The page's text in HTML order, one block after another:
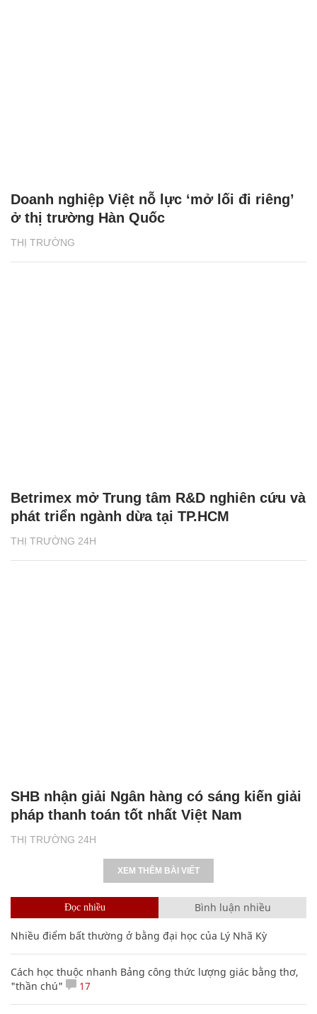
THỊ TRƯỜNG
Doanh nghiệp Việt nỗ lực ‘mở lối đi riêng’
ở thị trường Hàn Quốc
THỊ TRƯỜNG 24H
Betrimex mở Trung tâm R&D nghiên cứu và
phát triển ngành dừa tại TP.HCM
THỊ TRƯỜNG 24H
SHB nhận giải Ngân hàng có sáng kiến giải
pháp thanh toán tốt nhất Việt Nam
XEM THÊM BÀI VIẾT
Đọc nhiều Bình luận nhiều
Nhiều điểm bất thường ở bằng đại học của Lý Nhã Kỳ
Cách học thuộc nhanh Bảng công thức lượng giác bằng thơ,
"thần chú"
17